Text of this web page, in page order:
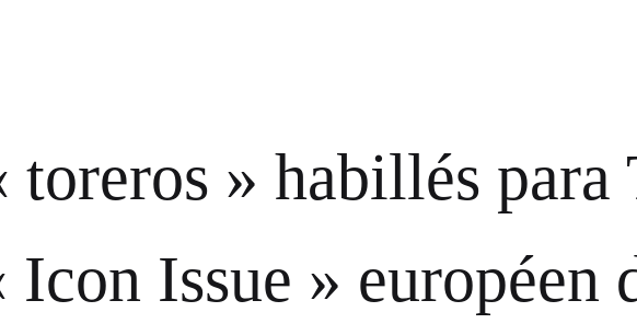
toreros » habillés para
Issue » européen